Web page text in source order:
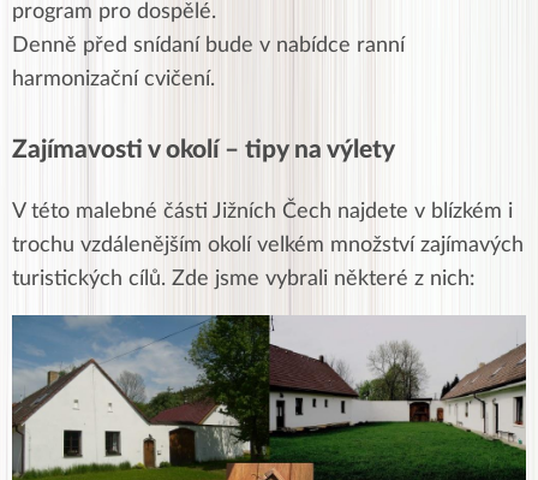
program pro dospělé.
Denně před snídaní bude v nabídce ranní
harmonizační cvičení.
Zajímavosti v okolí – tipy na výlety
V této malebné části Jižních Čech najdete v blízkém i
trochu vzdálenějším okolí velkém množství zajímavých
turistických cílů. Zde jsme vybrali některé z nich: